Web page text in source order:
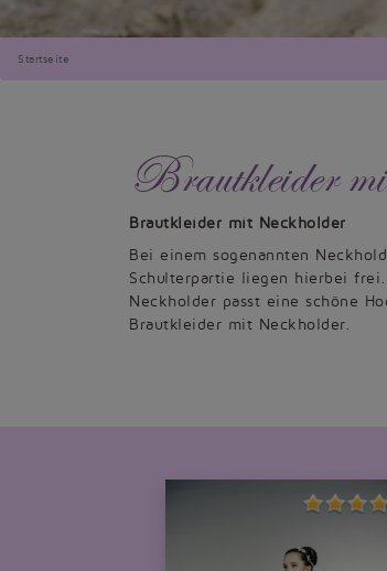
Startseite
Brautkleider
Brautkleider mit Neckholder
Bei einem sogenannten
Schulterpartie liegen hierbei
Neckholder passt eine schöne
Brautkleider mit Neckholder.